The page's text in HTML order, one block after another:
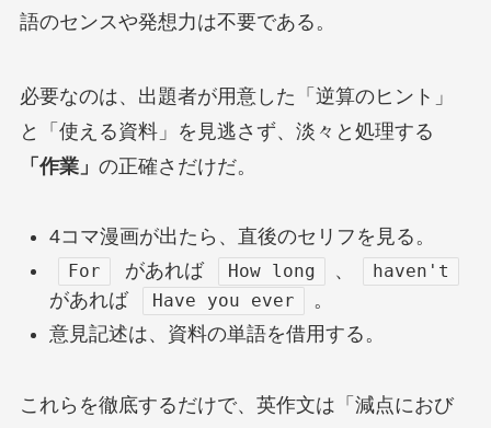
語のセンスや発想力は不要である。
必要なのは、出題者が用意した「逆算のヒント」
と「使える資料」を見逃さず、淡々と処理する
「作業」 の正確さだけだ。
4コマ漫画が出たら、直後のセリフを見る。
For があれば How long 、 haven't
があれば Have you ever
。
意見記述は、資料の単語を借用する。
これらを徹底するだけで、英作文は「減点におび